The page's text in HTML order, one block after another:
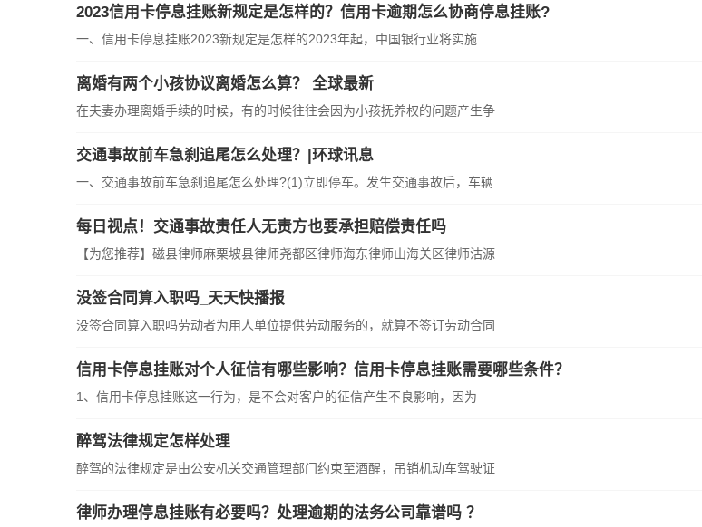
2023信用卡停息挂账新规定是怎样的？信用卡逾期怎么协商停息挂账?
一、信用卡停息挂账2023新规定是怎样的2023年起，中国银行业将实施
离婚有两个小孩协议离婚怎么算？ 全球最新
在夫妻办理离婚手续的时候，有的时候往往会因为小孩抚养权的问题产生争
交通事故前车急刹追尾怎么处理？|环球讯息
一、交通事故前车急刹追尾怎么处理?(1)立即停车。发生交通事故后，车辆
每日视点！交通事故责任人无责方也要承担赔偿责任吗
【为您推荐】磁县律师麻栗坡县律师尧都区律师海东律师山海关区律师沽源
没签合同算入职吗_天天快播报
没签合同算入职吗劳动者为用人单位提供劳动服务的，就算不签订劳动合同
信用卡停息挂账对个人征信有哪些影响？信用卡停息挂账需要哪些条件？
1、信用卡停息挂账这一行为，是不会对客户的征信产生不良影响，因为
醉驾法律规定怎样处理
醉驾的法律规定是由公安机关交通管理部门约束至酒醒，吊销机动车驾驶证
律师办理停息挂账有必要吗？处理逾期的法务公司靠谱吗 ？